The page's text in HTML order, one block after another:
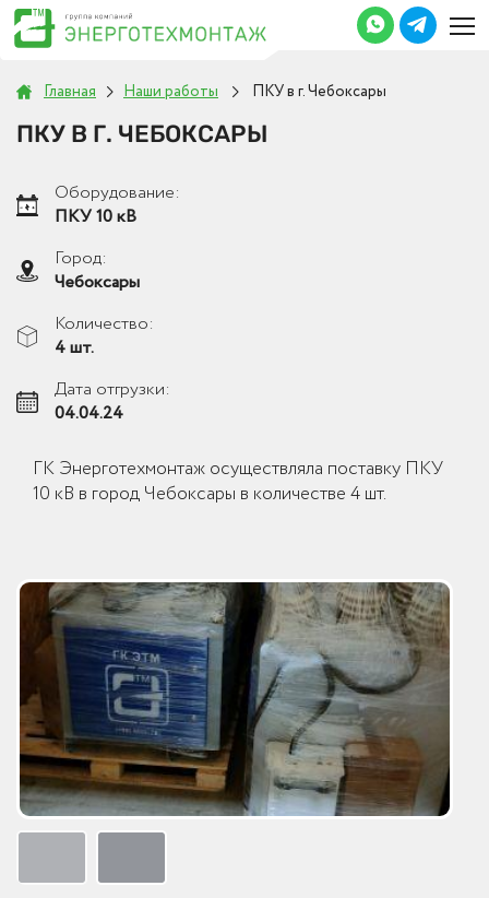
Главная Наши работы ПКУ в г. Чебоксары
ПКУ В Г. ЧЕБОКСАРЫ
Оборудование:
ПКУ 10 кВ
Город:
Чебоксары
Количество:
4 шт.
Дата отгрузки:
04.04.24
ГК Энерготехмонтаж осуществляла поставку ПКУ
10 кВ в город Чебоксары в количестве 4 шт.